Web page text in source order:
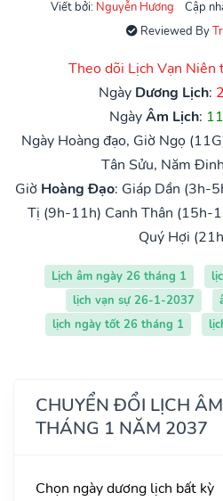
Viết bởi: Nguyễn Hương
Cập
Reviewed By
Theo dõi Lịch Vạn Niên
Ngày Dương Lịch:
NgàyÂm Lịch:
Ngày Hoàng đạo, Giờ Ngọ
Tân Sửu, Năm
Giờ Hoàng Đạo: Giáp Dần (3h-
Tị (9h-11h) Canh Thân (15h-
Quý Hợi
Lịch âm ngày 26 tháng 1
lịch vạn sự 26-1-2037
lịch ngày tốt 26 tháng 1
CHUYỂN ĐỔI LỊCH
THÁNG 1 NĂM 2037
Chọn ngày dương lịch bất kỳ